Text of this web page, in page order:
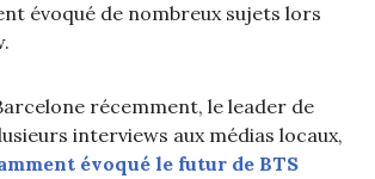
évoqué de nombreux sujets lors
récemment, le leader de
interviews aux médias locaux,
évoqué le futur de BTS